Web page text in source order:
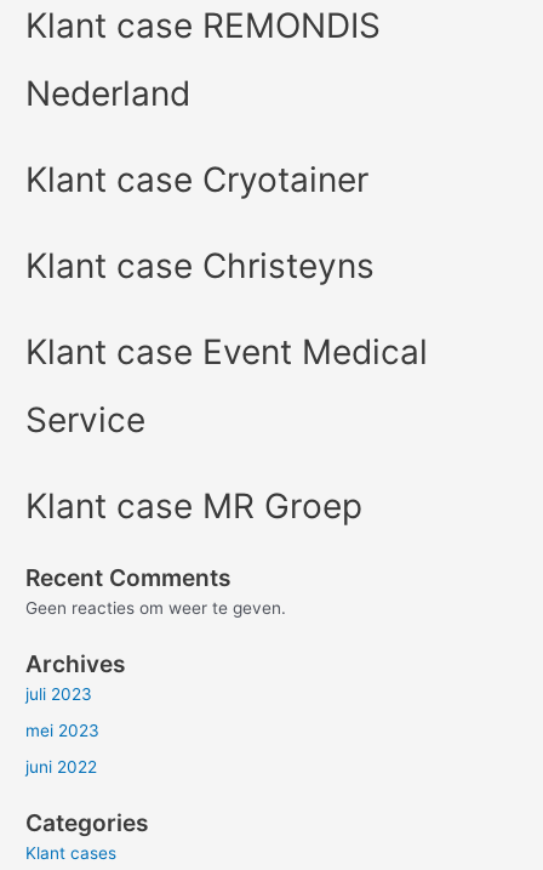
Klant case REMONDIS
Nederland
Klant case Cryotainer
Klant case Christeyns
Klant case Event Medical
Service
Klant case MR Groep
Recent Comments
Geen reacties om weer te geven.
Archives
juli 2023
mei 2023
juni 2022
Categories
Klant cases